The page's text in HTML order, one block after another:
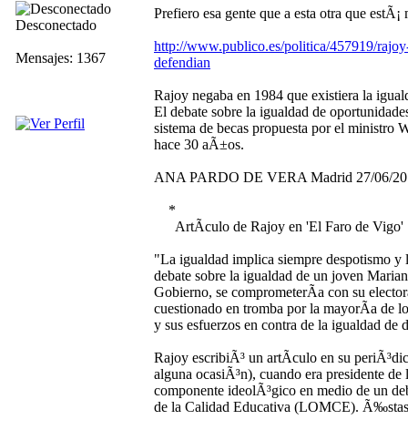
Desconectado
Mensajes: 1367
Prefiero esa gente que a esta otra que
http://www.publico.es/politica/457919/
defendian
Rajoy negaba en 1984 que existiera la
El debate sobre la igualdad de
sistema de becas propuesta por el ministro
hace 30 aÃ±os.
ANA PARDO DE VERA Madrid 27/06/
*
ArtÃ­culo de Rajoy en 'El Faro de Vigo'
"La igualdad implica siempre despotismo
debate sobre la igualdad de un joven
Gobierno, se comprometerÃ­a con su
cuestionado en tromba por la mayorÃ­a de
y sus esfuerzos en contra de la igualdad de
Rajoy escribiÃ³ un artÃ­culo en su
alguna ocasiÃ³n), cuando era presidente
componente ideolÃ³gico en medio de un
de la Calidad Educativa (LOMCE).